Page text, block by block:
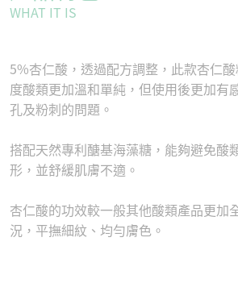
WHAT IT IS
5%杏仁酸，透過配方調整，此款杏仁
度酸類更加溫和單純，但使用後更加有
孔及粉刺的問題。
搭配天然專利醣基海藻糖，能夠避免酸
形，並舒緩肌膚不適。
杏仁酸的功效較一般其他酸類產品更加
況，平撫細紋、均勻膚色。